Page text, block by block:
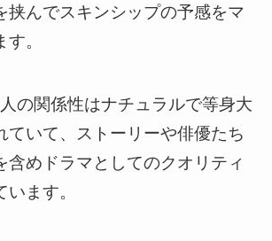
挟んでスキンシップの予感をマ
す。
の関係性はナチュラルで等身大
ていて、ストーリーや俳優たち
含めドラマとしてのクオリティ
ます。